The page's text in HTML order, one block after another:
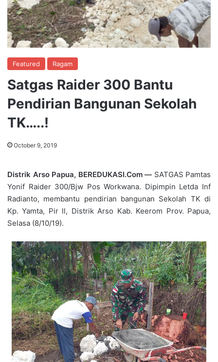
Featured Ragam
Satgas Raider 300 Bantu
Pendirian Bangunan Sekolah
TK…..!
October 9, 2019
Distrik Arso Papua, BEREDUKASI.Com — SATGAS Pamtas
Yonif Raider 300/Bjw Pos Workwana. Dipimpin Letda Inf
Radianto, membantu pendirian bangunan Sekolah TK di
Kp. Yamta, Pir ll, Distrik Arso Kab. Keerom Prov. Papua,
Selasa (8/10/19).